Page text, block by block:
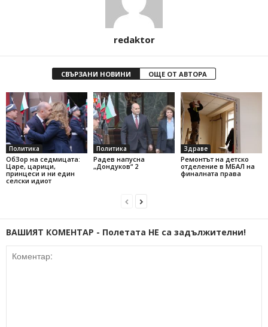
redaktor
СВЪРЗАНИ НОВИНИ ОЩЕ ОТ АВТОРА
Политика
ОбЗор на седмицата:
Царе, царици,
принцеси и ни един
селски идиот
Политика
Радев напусна
„Дондуков“ 2
Здраве
Ремонтът на детско
отделение в МБАЛ на
финалната права
ВАШИЯТ КОМЕНТАР - Полетата НЕ са задължителни!